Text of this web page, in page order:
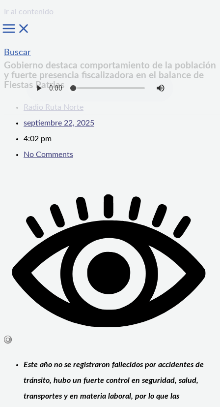
Ir al contenido
Buscar
Gobierno destaca comportamiento de la población
y fuerte presencia fiscalizadora en el balance de
Fiestas Patrias
Radio Ruta Norte
septiembre 22, 2025
4:02 pm
No Comments
Este año no se registraron fallecidos por accidentes de
tránsito, hubo un fuerte control en seguridad, salud,
transportes y en materia laboral, por lo que las